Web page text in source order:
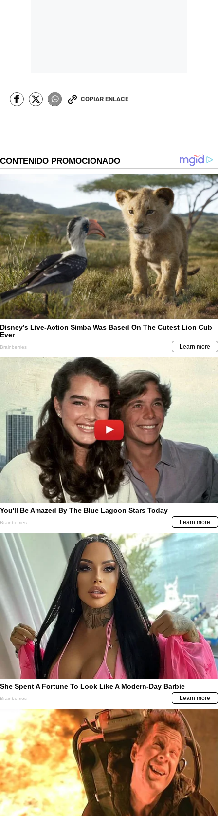
COPIAR ENLACE